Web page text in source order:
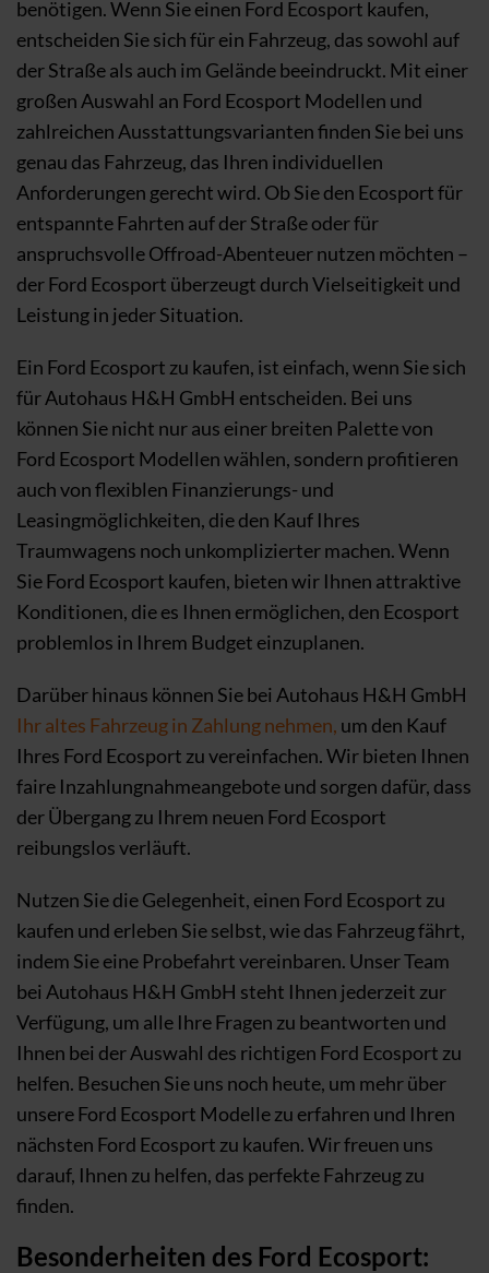
benötigen. Wenn Sie einen Ford Ecosport kaufen,
entscheiden Sie sich für ein Fahrzeug, das sowohl auf
der Straße als auch im Gelände beeindruckt. Mit einer
großen Auswahl an Ford Ecosport Modellen und
zahlreichen Ausstattungsvarianten finden Sie bei uns
genau das Fahrzeug, das Ihren individuellen
Anforderungen gerecht wird. Ob Sie den Ecosport für
entspannte Fahrten auf der Straße oder für
anspruchsvolle Offroad-Abenteuer nutzen möchten –
der Ford Ecosport überzeugt durch Vielseitigkeit und
Leistung in jeder Situation.
Ein Ford Ecosport zu kaufen, ist einfach, wenn Sie sich
für Autohaus H&H GmbH entscheiden. Bei uns
können Sie nicht nur aus einer breiten Palette von
Ford Ecosport Modellen wählen, sondern profitieren
auch von flexiblen Finanzierungs- und
Leasingmöglichkeiten, die den Kauf Ihres
Traumwagens noch unkomplizierter machen. Wenn
Sie Ford Ecosport kaufen, bieten wir Ihnen attraktive
Konditionen, die es Ihnen ermöglichen, den Ecosport
problemlos in Ihrem Budget einzuplanen.
Darüber hinaus können Sie bei Autohaus H&H GmbH
Ihr altes Fahrzeug in Zahlung nehmen, um den Kauf
Ihres Ford Ecosport zu vereinfachen. Wir bieten Ihnen
faire Inzahlungnahmeangebote und sorgen dafür, dass
der Übergang zu Ihrem neuen Ford Ecosport
reibungslos verläuft.
Nutzen Sie die Gelegenheit, einen Ford Ecosport zu
kaufen und erleben Sie selbst, wie das Fahrzeug fährt,
indem Sie eine Probefahrt vereinbaren. Unser Team
bei Autohaus H&H GmbH steht Ihnen jederzeit zur
Verfügung, um alle Ihre Fragen zu beantworten und
Ihnen bei der Auswahl des richtigen Ford Ecosport zu
helfen. Besuchen Sie uns noch heute, um mehr über
unsere Ford Ecosport Modelle zu erfahren und Ihren
nächsten Ford Ecosport zu kaufen. Wir freuen uns
darauf, Ihnen zu helfen, das perfekte Fahrzeug zu
finden.
Besonderheiten des Ford Ecosport: